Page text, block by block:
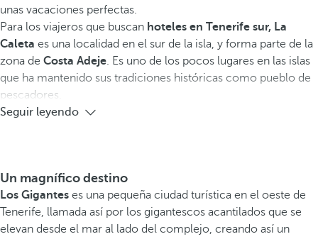
unas vacaciones perfectas.
Para los viajeros que buscan hoteles en Tenerife sur, La
Caleta es una localidad en el sur de la isla, y forma parte de la
zona de Costa Adeje. Es uno de los pocos lugares en las islas
que ha mantenido sus tradiciones históricas como pueblo de
pescadores.
Seguir leyendo
Un magnífico destino
Los Gigantes es una pequeña ciudad turística en el oeste de
Tenerife, llamada así por los gigantescos acantilados que se
elevan desde el mar al lado del complejo, creando así un